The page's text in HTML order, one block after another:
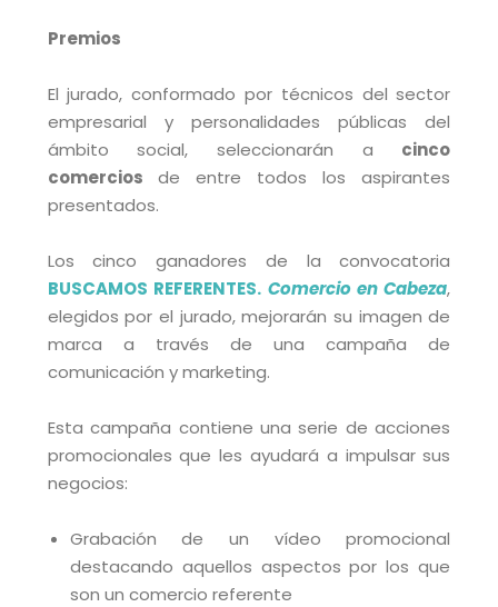
Premios
El jurado, conformado por técnicos del sector
empresarial y personalidades públicas del
ámbito social, seleccionarán a cinco
comercios de entre todos los aspirantes
presentados.
Los cinco ganadores de la convocatoria
BUSCAMOS REFERENTES. Comercio en Cabeza,
elegidos por el jurado, mejorarán su imagen de
marca a través de una campaña de
comunicación y marketing.
Esta campaña contiene una serie de acciones
promocionales que les ayudará a impulsar sus
negocios:
Grabación de un vídeo promocional
destacando aquellos aspectos por los que
son un comercio referente